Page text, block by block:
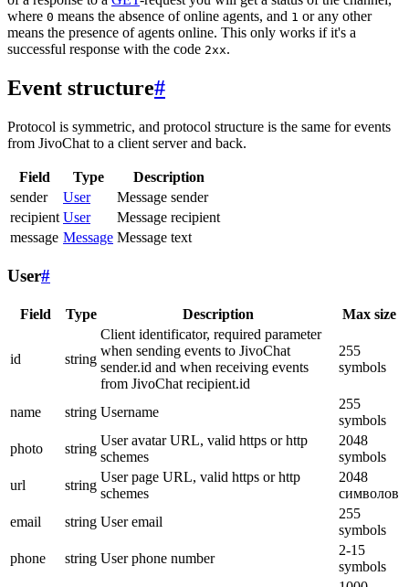
where 0 means the absence of online agents, and 1 or any other
means the presence of agents online. This only works if it's a
successful response with the code 2xx.
Event structure#
Protocol is symmetric, and protocol structure is the same for events
from JivoChat to a client server and back.
Field Type
Description
sender
User
Message sender
recipient User
Message recipient
message Message Message text
User#
Field Type Description Max size
id string
Client identificator, required parameter
when sending events to JivoChat
sender.id and when receiving events
from JivoChat recipient.id
255
symbols
name string Username
255
symbols
photo
string
User avatar URL, valid https or http
schemes
2048
symbols
url
string
User page URL, valid https or http
schemes
2048
символов
email
string User email
255
symbols
phone
string User phone number
2-15
symbols